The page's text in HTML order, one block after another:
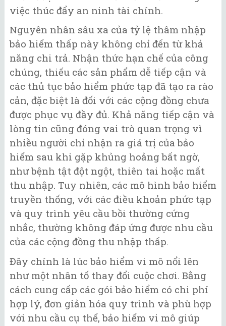
việc thúc đẩy an ninh tài chính.
Nguyên nhân sâu xa của tỷ lệ thâm nhập
bảo hiểm thấp này không chỉ đến từ khả
năng chi trả. Nhận thức hạn chế của công
chúng, thiếu các sản phẩm dễ tiếp cận và
các thủ tục bảo hiểm phức tạp đã tạo ra rào
cản, đặc biệt là đối với các cộng đồng chưa
được phục vụ đầy đủ. Khả năng tiếp cận và
lòng tin cũng đóng vai trò quan trọng vì
nhiều người chỉ nhận ra giá trị của bảo
hiểm sau khi gặp khủng hoảng bất ngờ,
như bệnh tật đột ngột, thiên tai hoặc mất
thu nhập. Tuy nhiên, các mô hình bảo hiểm
truyền thống, với các điều khoản phức tạp
và quy trình yêu cầu bồi thường cứng
nhắc, thường không đáp ứng được nhu cầu
của các cộng đồng thu nhập thấp.
Đây chính là lúc bảo hiểm vi mô nổi lên
như một nhân tố thay đổi cuộc chơi. Bằng
cách cung cấp các gói bảo hiểm có chi phí
hợp lý, đơn giản hóa quy trình và phù hợp
với nhu cầu cụ thể, bảo hiểm vi mô giúp